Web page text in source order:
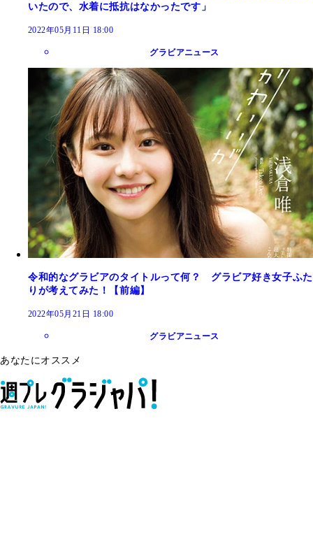
いたので、水着に抵抗はなかったです」
2022年05月11日 18:00
グラビアニュース
令和的なグラビアのタイトルって何？ グラビア好き女子ふた
りが考えてみた！【前編】
2022年05月21日 18:00
グラビアニュース
あなたにオススメ